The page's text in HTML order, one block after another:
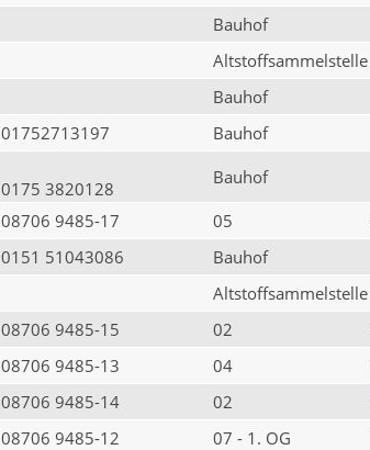
Bauhof
Altstoffsammelstelle
Bauhof
01752713197
Bauhof
0175 3820128
Bauhof
08706 9485-17 05
0151 51043086
Bauhof
Altstoffsammelstelle
08706 9485-15 02
08706 9485-13 04
08706 9485-14 02
08706 9485-12 07 - 1. OG